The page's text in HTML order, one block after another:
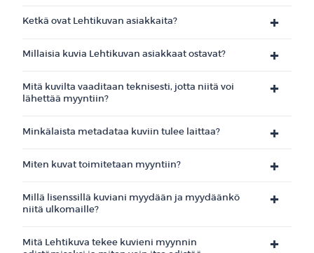
Ketkä ovat Lehtikuvan asiakkaita?
Millaisia kuvia Lehtikuvan asiakkaat ostavat?
Mitä kuvilta vaaditaan teknisesti, jotta niitä voi
lähettää myyntiin?
Minkälaista metadataa kuviin tulee laittaa?
Miten kuvat toimitetaan myyntiin?
Millä lisenssillä kuviani myydään ja myydäänkö
niitä ulkomaille?
Mitä Lehtikuva tekee kuvieni myynnin